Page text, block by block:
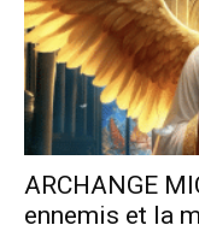
ARCHANGE
ennemis et la